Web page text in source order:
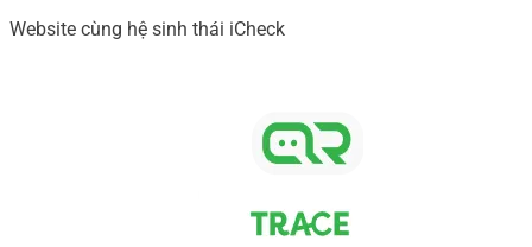
Website cùng hệ sinh thái iCheck